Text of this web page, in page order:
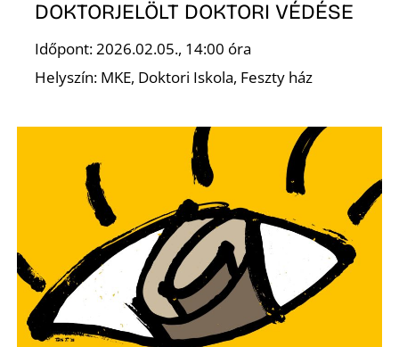
DOKTORJELÖLT DOKTORI VÉDÉSE
Időpont: 2026.02.05., 14:00 óra
Helyszín: MKE, Doktori Iskola, Feszty ház